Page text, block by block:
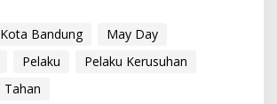
Kota Bandung
May Day
Pelaku
Pelaku Kerusuhan
Tahan